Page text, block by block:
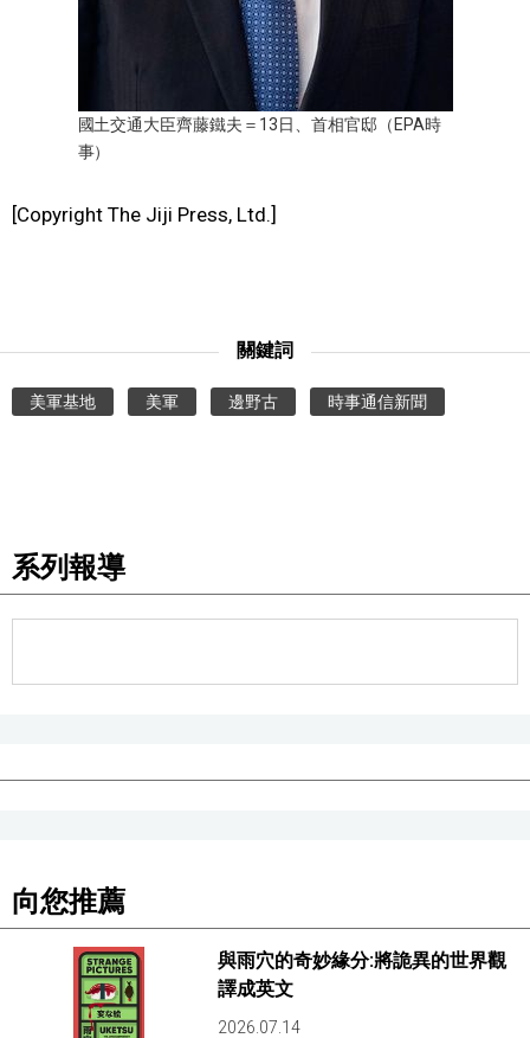
醫療健康
國土交通大臣齊藤鐵夫＝13日、首相官邸（EPA時
事）
[Copyright The Jiji Press, Ltd.]
關鍵詞
美軍基地 美軍 邊野古 時事通信新聞
系列報導
向您推薦
與雨穴的奇妙緣分:將詭異的世界觀
譯成英文
2026.07.14